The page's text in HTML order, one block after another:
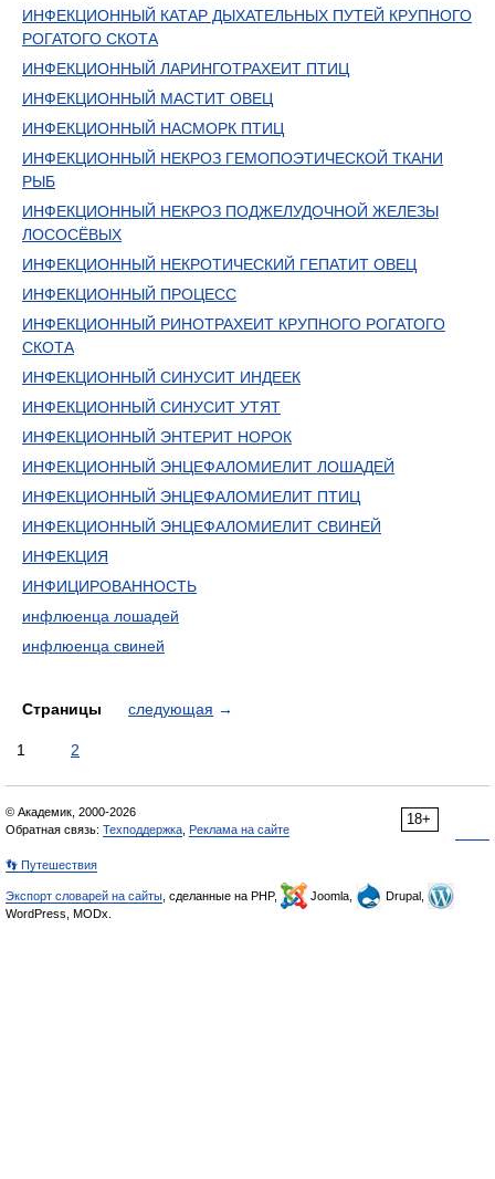
ИНФЕКЦИОННЫЙ КАТАР ДЫХАТЕЛЬНЫХ ПУТЕЙ КРУПНОГО
РОГАТОГО СКОТА
ИНФЕКЦИОННЫЙ ЛАРИНГОТРАХЕИТ ПТИЦ
ИНФЕКЦИОННЫЙ МАСТИТ ОВЕЦ
ИНФЕКЦИОННЫЙ НАСМОРК ПТИЦ
ИНФЕКЦИОННЫЙ НЕКРОЗ ГЕМОПОЭТИЧЕСКОЙ ТКАНИ
РЫБ
ИНФЕКЦИОННЫЙ НЕКРОЗ ПОДЖЕЛУДОЧНОЙ ЖЕЛЕЗЫ
ЛОСОСЁВЫХ
ИНФЕКЦИОННЫЙ НЕКРОТИЧЕСКИЙ ГЕПАТИТ ОВЕЦ
ИНФЕКЦИОННЫЙ ПРОЦЕСС
ИНФЕКЦИОННЫЙ РИНОТРАХЕИТ КРУПНОГО РОГАТОГО
СКОТА
ИНФЕКЦИОННЫЙ СИНУСИТ ИНДЕЕК
ИНФЕКЦИОННЫЙ СИНУСИТ УТЯТ
ИНФЕКЦИОННЫЙ ЭНТЕРИТ НОРОК
ИНФЕКЦИОННЫЙ ЭНЦЕФАЛОМИЕЛИТ ЛОШАДЕЙ
ИНФЕКЦИОННЫЙ ЭНЦЕФАЛОМИЕЛИТ ПТИЦ
ИНФЕКЦИОННЫЙ ЭНЦЕФАЛОМИЕЛИТ СВИНЕЙ
ИНФЕКЦИЯ
ИНФИЦИРОВАННОСТЬ
инфлюенца лошадей
инфлюенца свиней
Страницы следующая →
1 2
18+
© Академик, 2000-2026
Обратная связь: Техподдержка Реклама на сайте
👣 Путешествия
Экспорт словарей на сайты , сделанные на PHP, Joomla,
Drupal,
WordPress, MODx.